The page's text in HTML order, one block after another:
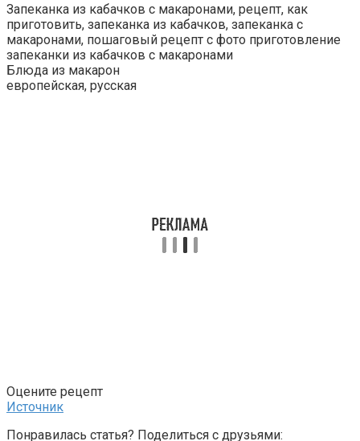
Запеканка из кабачков с макаронами, рецепт, как
приготовить, запеканка из кабачков, запеканка с
макаронами, пошаговый рецепт с фото приготовление
запеканки из кабачков с макаронами
Блюда из макарон
европейская, русская
Оцените рецепт
Источник
Понравилась статья? Поделиться с друзьями: